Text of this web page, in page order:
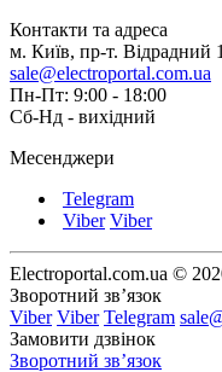
Контакти та адреса
м. Київ, пр-т. Відрадний
sale@electroportal.com.ua
Пн-Пт: 9:00 - 18:00
Сб-Нд - вихідний
Месенджери
Telegram
Viber Viber
Electroportal.com.ua ©
Зворотний зв’язок
Viber Viber Telegram
Замовити дзвінок
Зворотний зв’язок